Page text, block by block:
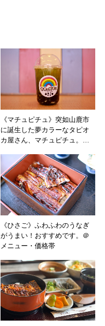
《マチュピチュ》突如山鹿市
に誕生した夢カラーなタピオ
カ屋さん、マチュピチュ。…
《ひさご》ふわふわのうなぎ
がうまい！おすすめです。＠
メニュー・価格帯